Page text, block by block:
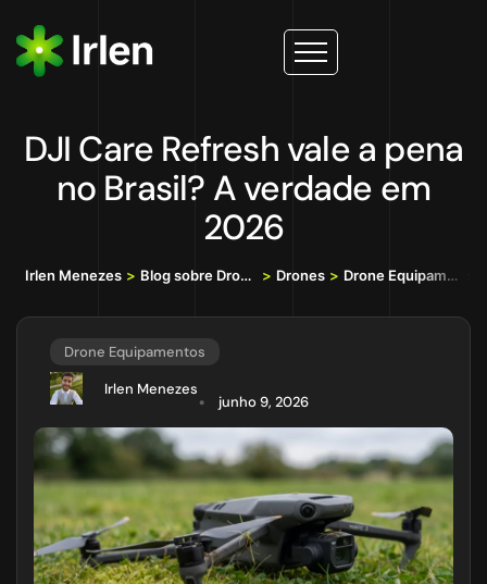
DJI Care Refresh vale a pena
no Brasil? A verdade em
2026
Irlen Menezes > Blog sobre Drones, IA e Tecnologia da Informação > Drones > Drone Equipamentos
Drone Equipamentos
Irlen Menezes
junho 9, 2026